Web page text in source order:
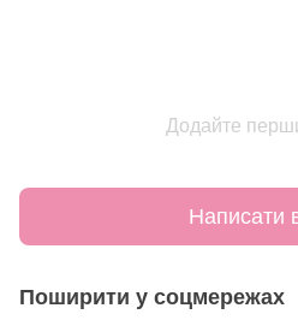
Додайте
Написати
Поширити у соцмережах